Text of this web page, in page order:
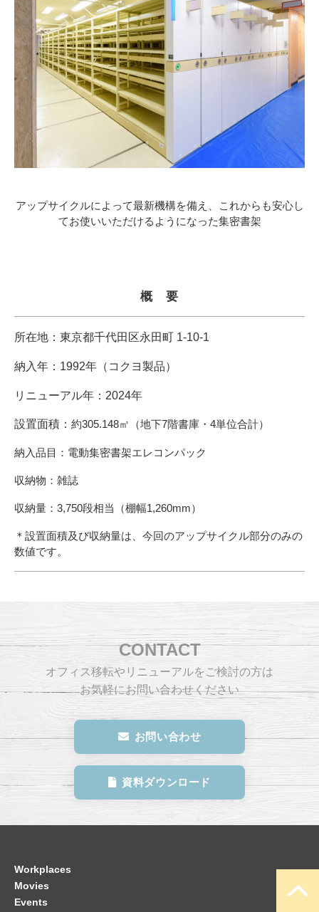
アップサイクルによって最新機構を備え、これからも安心し
てお使いいただけるようになった集密書架
概　要
所在地：東京都千代田区永田町 1-10-1
納入年：1992年（コクヨ製品）
リニューアル年：2024年
設置面積： 約305.148㎡（地下7階書庫・4単位合計）
納入品目：電動集密書架エレコンパック
収納物：雑誌
収納量：3,750段相当（棚幅1,260mm）
＊設置面積及び収納量は、今回のアップサイクル部分のみの
数値です。
CONTACT
オフィス移転やリニューアルをご検討の方は
お気軽にお問い合わせください
お問い合わせ
資料ダウンロード
Workplaces
Movies
Events